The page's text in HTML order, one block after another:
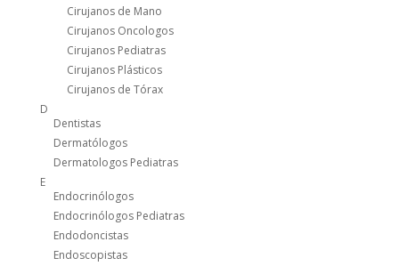
Cirujanos de Mano
Cirujanos Oncologos
Cirujanos Pediatras
Cirujanos Plásticos
Cirujanos de Tórax
D
Dentistas
Dermatólogos
Dermatologos Pediatras
E
Endocrinólogos
Endocrinólogos Pediatras
Endodoncistas
Endoscopistas